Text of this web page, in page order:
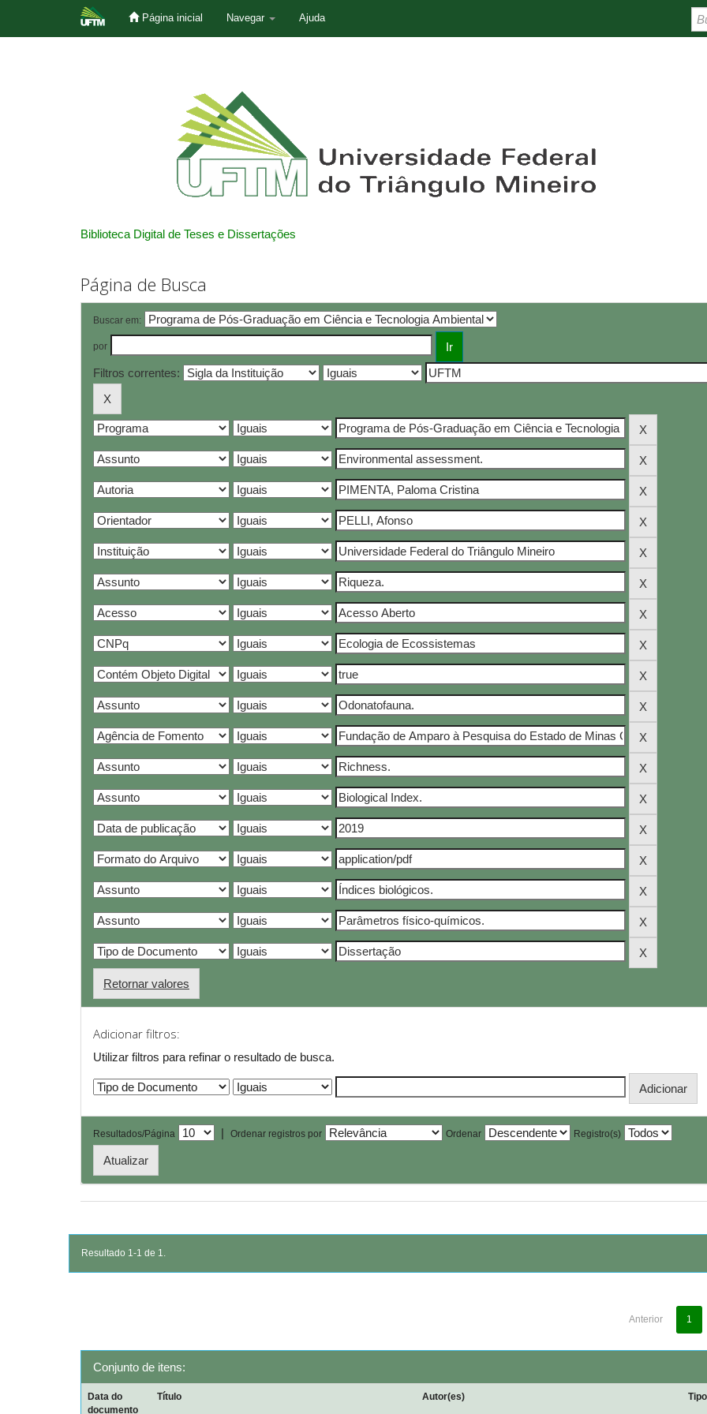
Página inicial Navegar Ajuda
Biblioteca Digital de Teses e Dissertações
Página de Busca
Buscar em:
por
Filtros correntes:
Retornar valores
Adicionar filtros:
Utilizar filtros para refinar o resultado de busca.
Resultados/Página | Ordenar registros por Ordenar Registro(s)
Resultado 1-1 de 1.
Anterior 1
Conjunto de itens:
Data do
documento
Título Autor(es) Tipo